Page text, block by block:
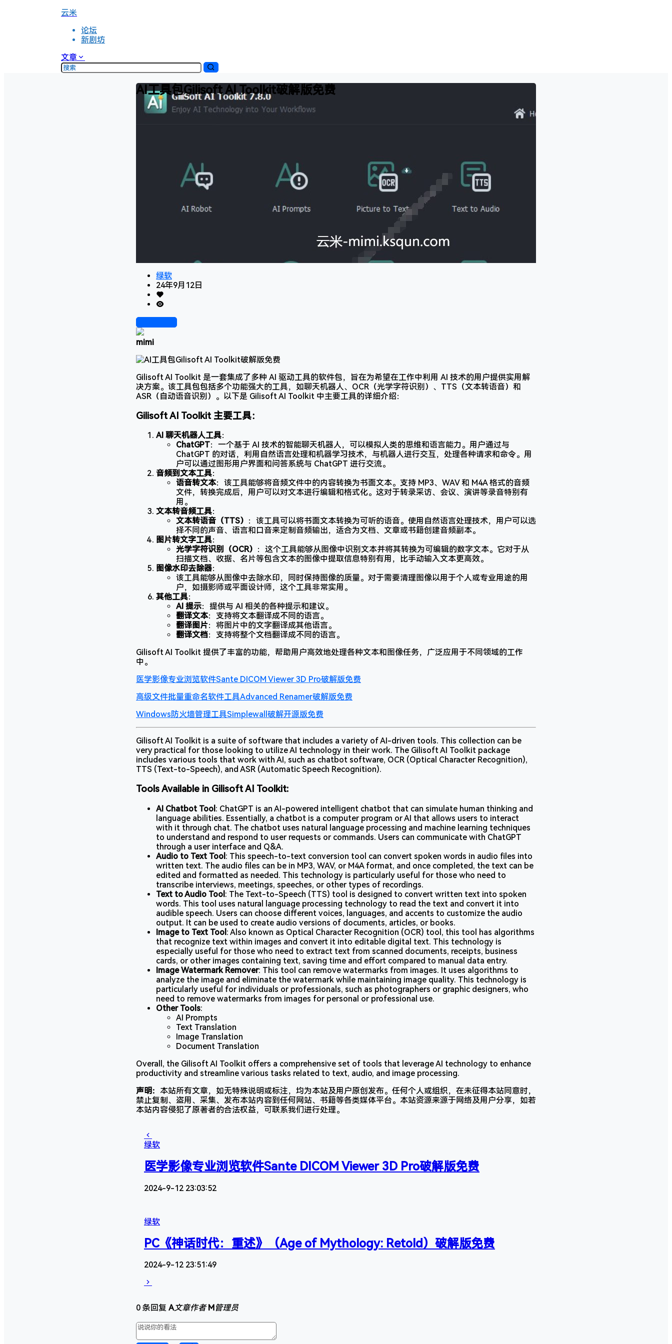
云米
论坛
新剧坊
文章
AI工具包Gilisoft AI Toolkit破解版免费
绿软
24年9月12日
mimi
Gilisoft AI Toolkit 是一套集成了多种 AI 驱动工具的软件包，旨在为希望在工作中利用 AI 技术的用户提供实用解
决方案。该工具包包括多个功能强大的工具，如聊天机器人、OCR（光学字符识别）、TTS（文本转语音）和
ASR（自动语音识别）。以下是 Gilisoft AI Toolkit 中主要工具的详细介绍：
Gilisoft AI Toolkit 主要工具：
AI 聊天机器人工具：
ChatGPT：一个基于 AI 技术的智能聊天机器人，可以模拟人类的思维和语言能力。用户通过与
ChatGPT 的对话，利用自然语言处理和机器学习技术，与机器人进行交互，处理各种请求和命令。用
户可以通过图形用户界面和问答系统与 ChatGPT 进行交流。
音频到文本工具：
语音转文本：该工具能够将音频文件中的内容转换为书面文本。支持 MP3、WAV 和 M4A 格式的音频
文件，转换完成后，用户可以对文本进行编辑和格式化。这对于转录采访、会议、演讲等录音特别有
用。
文本转音频工具：
文本转语音（TTS） ：该工具可以将书面文本转换为可听的语音。使用自然语言处理技术，用户可以选
择不同的声音、语言和口音来定制音频输出，适合为文档、文章或书籍创建音频副本。
图片转文字工具：
光学字符识别（OCR） ：这个工具能够从图像中识别文本并将其转换为可编辑的数字文本。它对于从
扫描文档、收据、名片等包含文本的图像中提取信息特别有用，比手动输入文本更高效。
图像水印去除器：
该工具能够从图像中去除水印，同时保持图像的质量。对于需要清理图像以用于个人或专业用途的用
户，如摄影师或平面设计师，这个工具非常实用。
其他工具：
AI 提示：提供与 AI 相关的各种提示和建议。
翻译文本：支持将文本翻译成不同的语言。
翻译图片：将图片中的文字翻译成其他语言。
翻译文档：支持将整个文档翻译成不同的语言。
Gilisoft AI Toolkit 提供了丰富的功能，帮助用户高效地处理各种文本和图像任务，广泛应用于不同领域的工作
中。
医学影像专业浏览软件Sante DICOM Viewer 3D Pro破解版免费
高级文件批量重命名软件工具Advanced Renamer破解版免费
Windows防火墙管理工具Simplewall破解开源版免费
Gilisoft AI Toolkit is a suite of software that includes a variety of AI-driven tools. This collection can be
very practical for those looking to utilize AI technology in their work. The Gilisoft AI Toolkit package
includes various tools that work with AI, such as chatbot software, OCR (Optical Character Recognition),
TTS (Text-to-Speech), and ASR (Automatic Speech Recognition).
Tools Available in Gilisoft AI Toolkit:
AI Chatbot Tool : ChatGPT is an AI-powered intelligent chatbot that can simulate human thinking and
language abilities. Essentially, a chatbot is a computer program or AI that allows users to interact
with it through chat. The chatbot uses natural language processing and machine learning techniques
to understand and respond to user requests or commands. Users can communicate with ChatGPT
through a user interface and Q&A.
Audio to Text Tool : This speech-to-text conversion tool can convert spoken words in audio files into
written text. The audio files can be in MP3, WAV, or M4A format, and once completed, the text can be
edited and formatted as needed. This technology is particularly useful for those who need to
transcribe interviews, meetings, speeches, or other types of recordings.
Text to Audio Tool : The Text-to-Speech (TTS) tool is designed to convert written text into spoken
words. This tool uses natural language processing technology to read the text and convert it into
audible speech. Users can choose different voices, languages, and accents to customize the audio
output. It can be used to create audio versions of documents, articles, or books.
Image to Text Tool : Also known as Optical Character Recognition (OCR) tool, this tool has algorithms
that recognize text within images and convert it into editable digital text. This technology is
especially useful for those who need to extract text from scanned documents, receipts, business
cards, or other images containing text, saving time and effort compared to manual data entry.
Image Watermark Remover: This tool can remove watermarks from images. It uses algorithms to
analyze the image and eliminate the watermark while maintaining image quality. This technology is
particularly useful for individuals or professionals, such as photographers or graphic designers, who
need to remove watermarks from images for personal or professional use.
Other Tools:
AI Prompts
Text Translation
Image Translation
Document Translation
Overall, the Gilisoft AI Toolkit offers a comprehensive set of tools that leverage AI technology to enhance
productivity and streamline various tasks related to text, audio, and image processing.
声明： 本站所有文章，如无特殊说明或标注，均为本站及用户原创发布。任何个人或组织，在未征得本站同意时，
禁止复制、盗用、采集、发布本站内容到任何网站、书籍等各类媒体平台。本站资源来源于网络及用户分享，如若
本站内容侵犯了原著者的合法权益，可联系我们进行处理。
绿软
医学影像专业浏览软件Sante DICOM Viewer 3D Pro破解版免费
2024-9-12 23:03:52
绿软
PC《神话时代：重述》（Age of Mythology: Retold）破解版免费
2024-9-12 23:51:49
0 条回复 A文章作者 M 管理员